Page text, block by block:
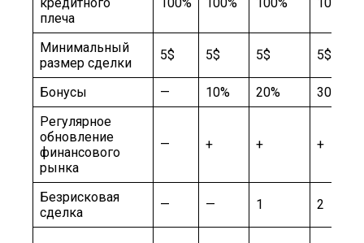
кредитного
плеча
100% 100% 100% 100%
Минимальный
размер сделки
5$ 5$ 5$ 5$
Бонусы — 10% 20%
30%
Регулярное
обновление
финансового
рынка
— + + +
Безрисковая
сделка
— — 1 2